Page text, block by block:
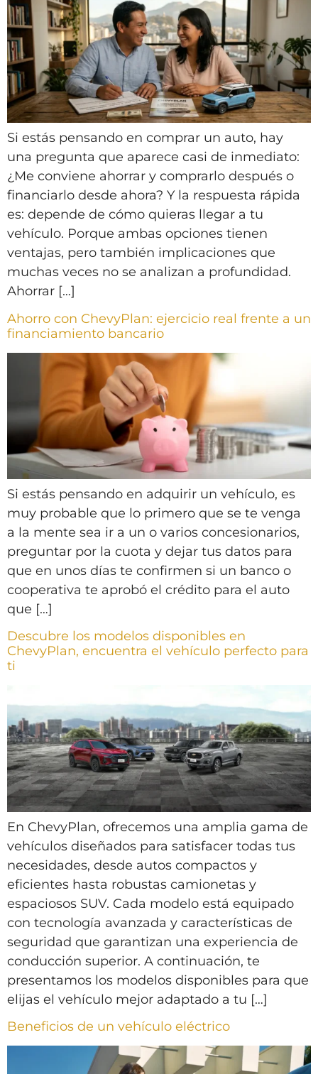
Si estás pensando en comprar un auto, hay
una pregunta que aparece casi de inmediato:
¿Me conviene ahorrar y comprarlo después o
financiarlo desde ahora? Y la respuesta rápida
es: depende de cómo quieras llegar a tu
vehículo. Porque ambas opciones tienen
ventajas, pero también implicaciones que
muchas veces no se analizan a profundidad.
Ahorrar […]
Ahorro con ChevyPlan: ejercicio real frente a un
financiamiento bancario
Si estás pensando en adquirir un vehículo, es
muy probable que lo primero que se te venga
a la mente sea ir a un o varios concesionarios,
preguntar por la cuota y dejar tus datos para
que en unos días te confirmen si un banco o
cooperativa te aprobó el crédito para el auto
que […]
Descubre los modelos disponibles en
ChevyPlan, encuentra el vehículo perfecto para
ti
En ChevyPlan, ofrecemos una amplia gama de
vehículos diseñados para satisfacer todas tus
necesidades, desde autos compactos y
eficientes hasta robustas camionetas y
espaciosos SUV. Cada modelo está equipado
con tecnología avanzada y características de
seguridad que garantizan una experiencia de
conducción superior. A continuación, te
presentamos los modelos disponibles para que
elijas el vehículo mejor adaptado a tu […]
Beneficios de un vehículo eléctrico